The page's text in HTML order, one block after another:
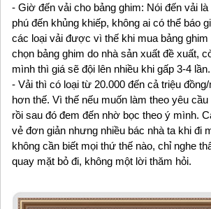
- Giờ đến vải cho bảng ghim: Nói đến vải
phú đến khủng khiếp, không ai có thể báo
các loại vải được vì thế khi mua bảng ghim
chọn bảng ghim do nhà sản xuất đề xuất,
mình thì giá sẽ đội lên nhiều khi gấp 3-4 lần.
- Vải thì có loại từ 20.000 đến cả triệu
hơn thế. Vì thế nếu muốn làm theo yêu
rồi sau đó đem đến nhờ bọc theo ý mình.
vẻ đơn giản nhưng nhiều bác nhà ta khi đi
không cần biết mọi thứ thế nào, chỉ nghe
quay mặt bỏ đi, không một lời thăm hỏi.